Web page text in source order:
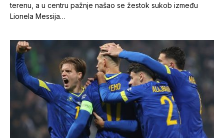
terenu, a u centru pažnje našao se žestok sukob između
Lionela Messija…